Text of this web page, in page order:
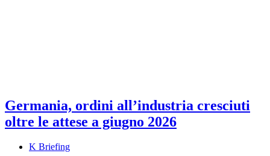
Germania, ordini all’industria cresciuti
oltre le attese a giugno 2026
K Briefing